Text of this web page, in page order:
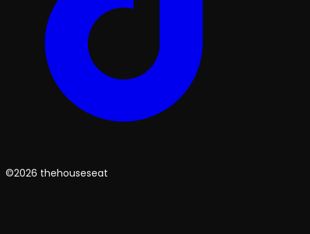
©2026 thehouseseat